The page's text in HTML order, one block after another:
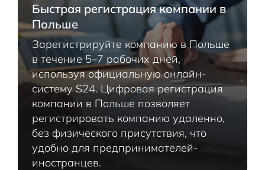
Быстрая регистрация компании в
Польше
Зарегистрируйте компанию в Польше
в течение 5–7 рабочих дней,
используя официальную онлайн-
систему S24. Цифровая регистрация
компании в Польше позволяет
регистрировать компанию удаленно,
без физического присутствия, что
удобно для предпринимателей-
иностранцев.